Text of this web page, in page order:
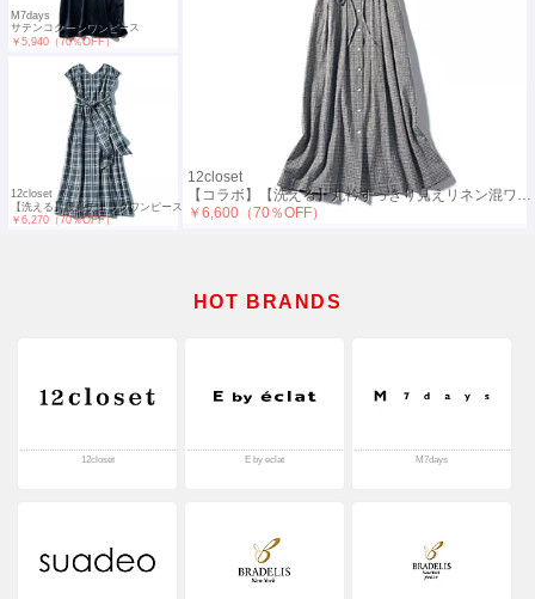
M7days
サテンコクーンワンピース
￥5,940（70％OFF）
12closet
【コラボ】【洗える】丸衿すっきり見えリネン混ワンピース
￥6,600（70％OFF）
12closet
【洗える】腰高チェックワンピース
￥6,270（70％OFF）
HOT BRANDS
12closet E by eclat M7days